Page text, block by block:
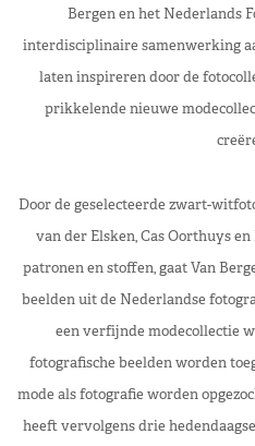
Bergen en het Nederlands
interdisciplinaire samenwerking
laten inspireren door de
prikkelende nieuwe
Door de geselecteerde zwart-
van der Elsken, Cas Oorthuys
patronen en stoffen, gaat Van
beelden uit de Nederlandse
een verfijnde modecollectie
fotografische beelden worden
mode als fotografie worden
heeft vervolgens drie